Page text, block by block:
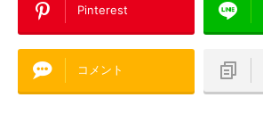
Pinterest
コメント